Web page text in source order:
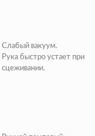
Слабый вакуум.
Рука быстро устает при
сцеживании.